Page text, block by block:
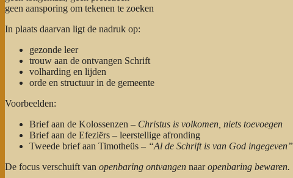
geen aansporing om tekenen te zoeken
In plaats daarvan ligt de nadruk op:
gezonde leer
trouw aan de ontvangen Schrift
volharding en lijden
orde en structuur in de gemeente
Voorbeelden:
Brief aan de Kolossenzen – Christus is volkomen, niets toevoegen
Brief aan de Efeziërs – leerstellige afronding
Tweede brief aan Timotheüs – “Al de Schrift is van God ingegeven”
De focus verschuift van openbaring ontvangen naaropenbaring bewaren.